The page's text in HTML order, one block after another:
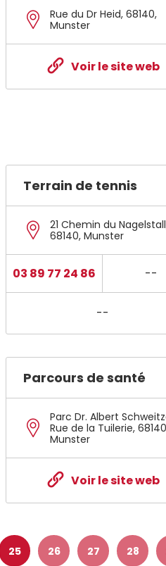
Rue du Dr Heid, 68140,
Munster
Voir le site web
Terrain de tennis
21 Chemin du Nagelstall
68140, Munster
03 89 77 24 86 --
--
Parcours de santé
Parc Dr. Albert
Rue de la Tuilerie, 68140
Munster
Voir le site web
25 26 27 28